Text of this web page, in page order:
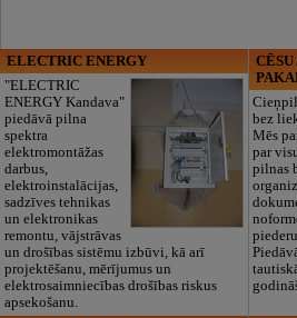
ELECTRIC ENERGY
"ELECTRIC
ENERGY Kandava"
piedāvā pilna
spektra
elektromontāžas
darbus,
elektroinstalācijas,
sadzīves tehnikas
un elektronikas
remontu, vājstrāvas
un drošības sistēmu izbūvi, kā arī
projektēšanu, mērījumus un
elektrosaimniecības drošības riskus
apsekošanu.
bez
Mēs
par
pilnas